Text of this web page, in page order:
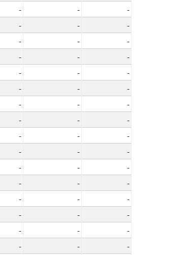
- -
-
- -
-
- -
-
- -
-
- -
-
- -
-
- -
-
- -
-
- -
-
- -
-
- -
-
- -
-
- -
-
- -
-
- -
-
- -
-